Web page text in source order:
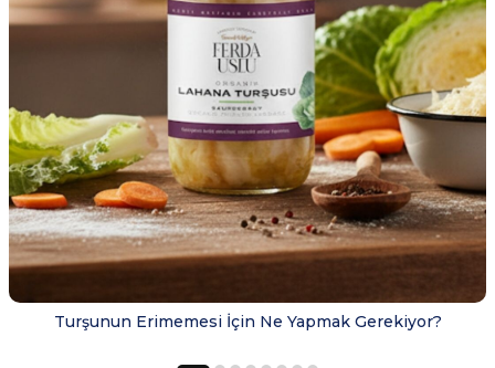
Turşunun Erimemesi İçin Ne Yapmak Gerekiyor?